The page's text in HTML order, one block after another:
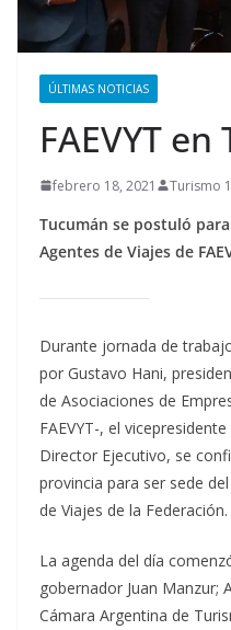
ÚLTIMAS NOTICIAS
FAEVYT
febrero 18, 2021 Turismo
Tucumán se postuló
Agentes de Viajes de
Durante jornada de
por Gustavo Hani,
de Asociaciones de
FAEVYT-, el
Director Ejecutivo, se
provincia para ser sede
de Viajes de la Federación.
La agenda del día
gobernador Juan Manzur;
Cámara Argentina de